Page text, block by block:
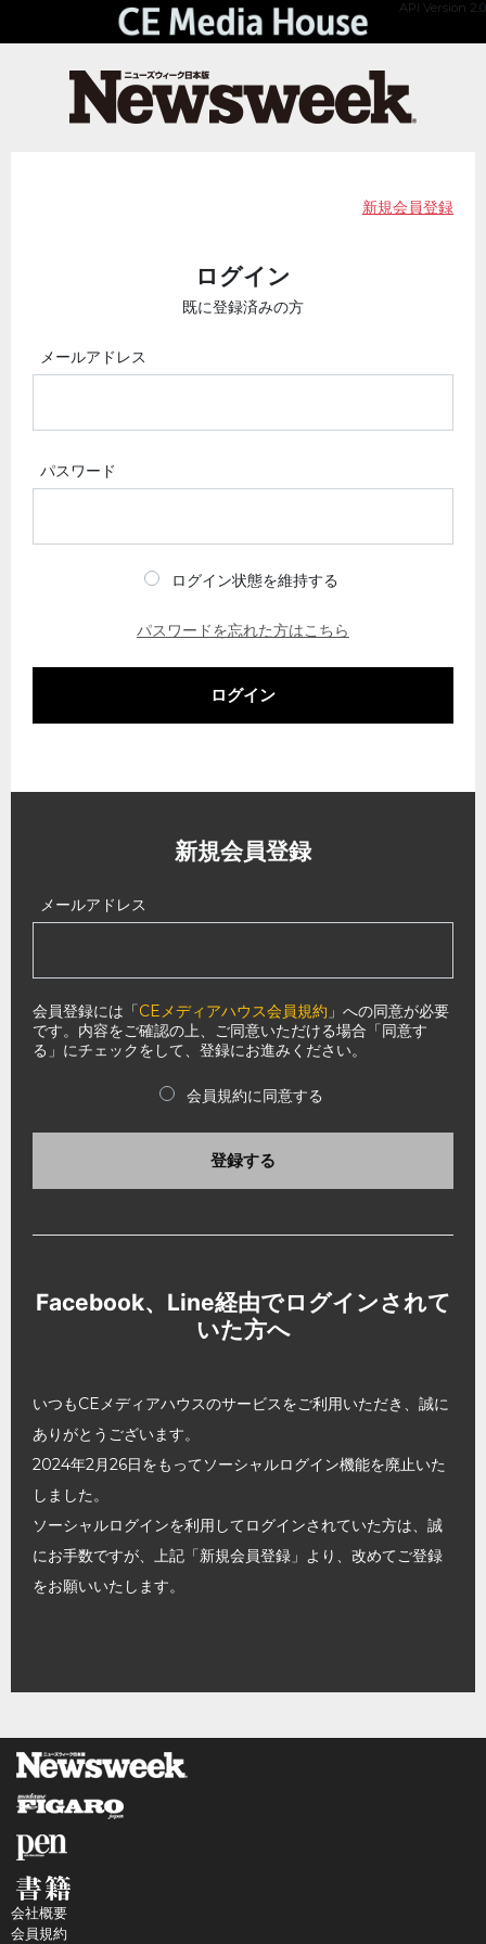
API Version 2.0
新規会員登録
ログイン
既に登録済みの方
メールアドレス
パスワード
ログイン状態を維持する
パスワードを忘れた方はこちら
ログイン
新規会員登録
メールアドレス
会員登録には「CEメディアハウス会員規約 」への同意が必要
です。内容をご確認の上、ご同意いただける場合「同意す
る」にチェックをして、登録にお進みください。
会員規約に同意する
登録する
Facebook、Line経由でログインされて
いた方へ
いつもCEメディアハウスのサービスをご利用いただき、誠に
ありがとうございます。
2024年2月26日をもってソーシャルログイン機能を廃止いた
しました。
ソーシャルログインを利用してログインされていた方は、誠
にお手数ですが、上記「新規会員登録」より、改めてご登録
をお願いいたします。
会社概要
会員規約